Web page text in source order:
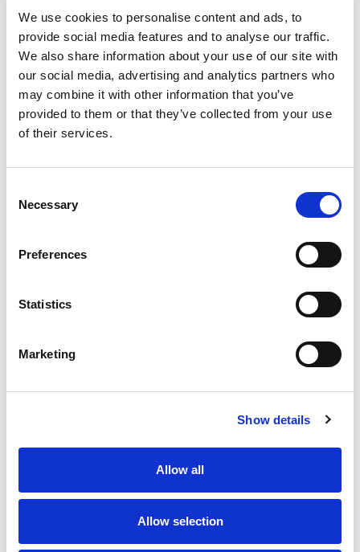
We use cookies to personalise content and ads, to
provide social media features and to analyse our traffic.
We also share information about your use of our site with
our social media, advertising and analytics partners who
may combine it with other information that you’ve
provided to them or that they’ve collected from your use
of their services.
Selection
Necessary
Preferences
Statistics
Marketing
Show details
Allow all
Allow selection
In deze les leer je hoe je kunt beginnen met
schrijven. Dat is handig, want je moet voor
school vaak iets schrijven.
Inloggen
Heb je geen Entree account?
Klik hier om een gratis
account aan te maken.